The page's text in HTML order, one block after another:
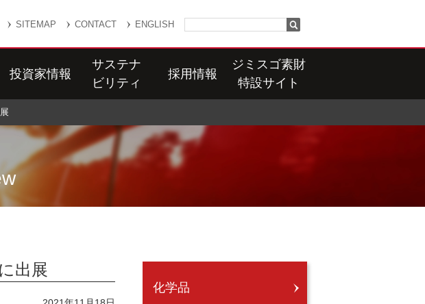
SITEMAP CONTACT ENGLISH
投資家情報
サステナ
ビリティ
採用情報
ジミスゴ素財
特設サイト
出展
化学品